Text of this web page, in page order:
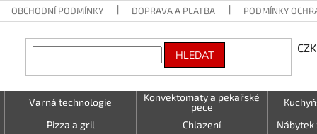
OBCHODNÍ PODMÍNKY DOPRAVA A PLATBA PODMÍNKY
HLEDAT
CZK
Varná technologie
Konvektomaty a pekařské
pece
Pizza a gril Chlazení Nábytek